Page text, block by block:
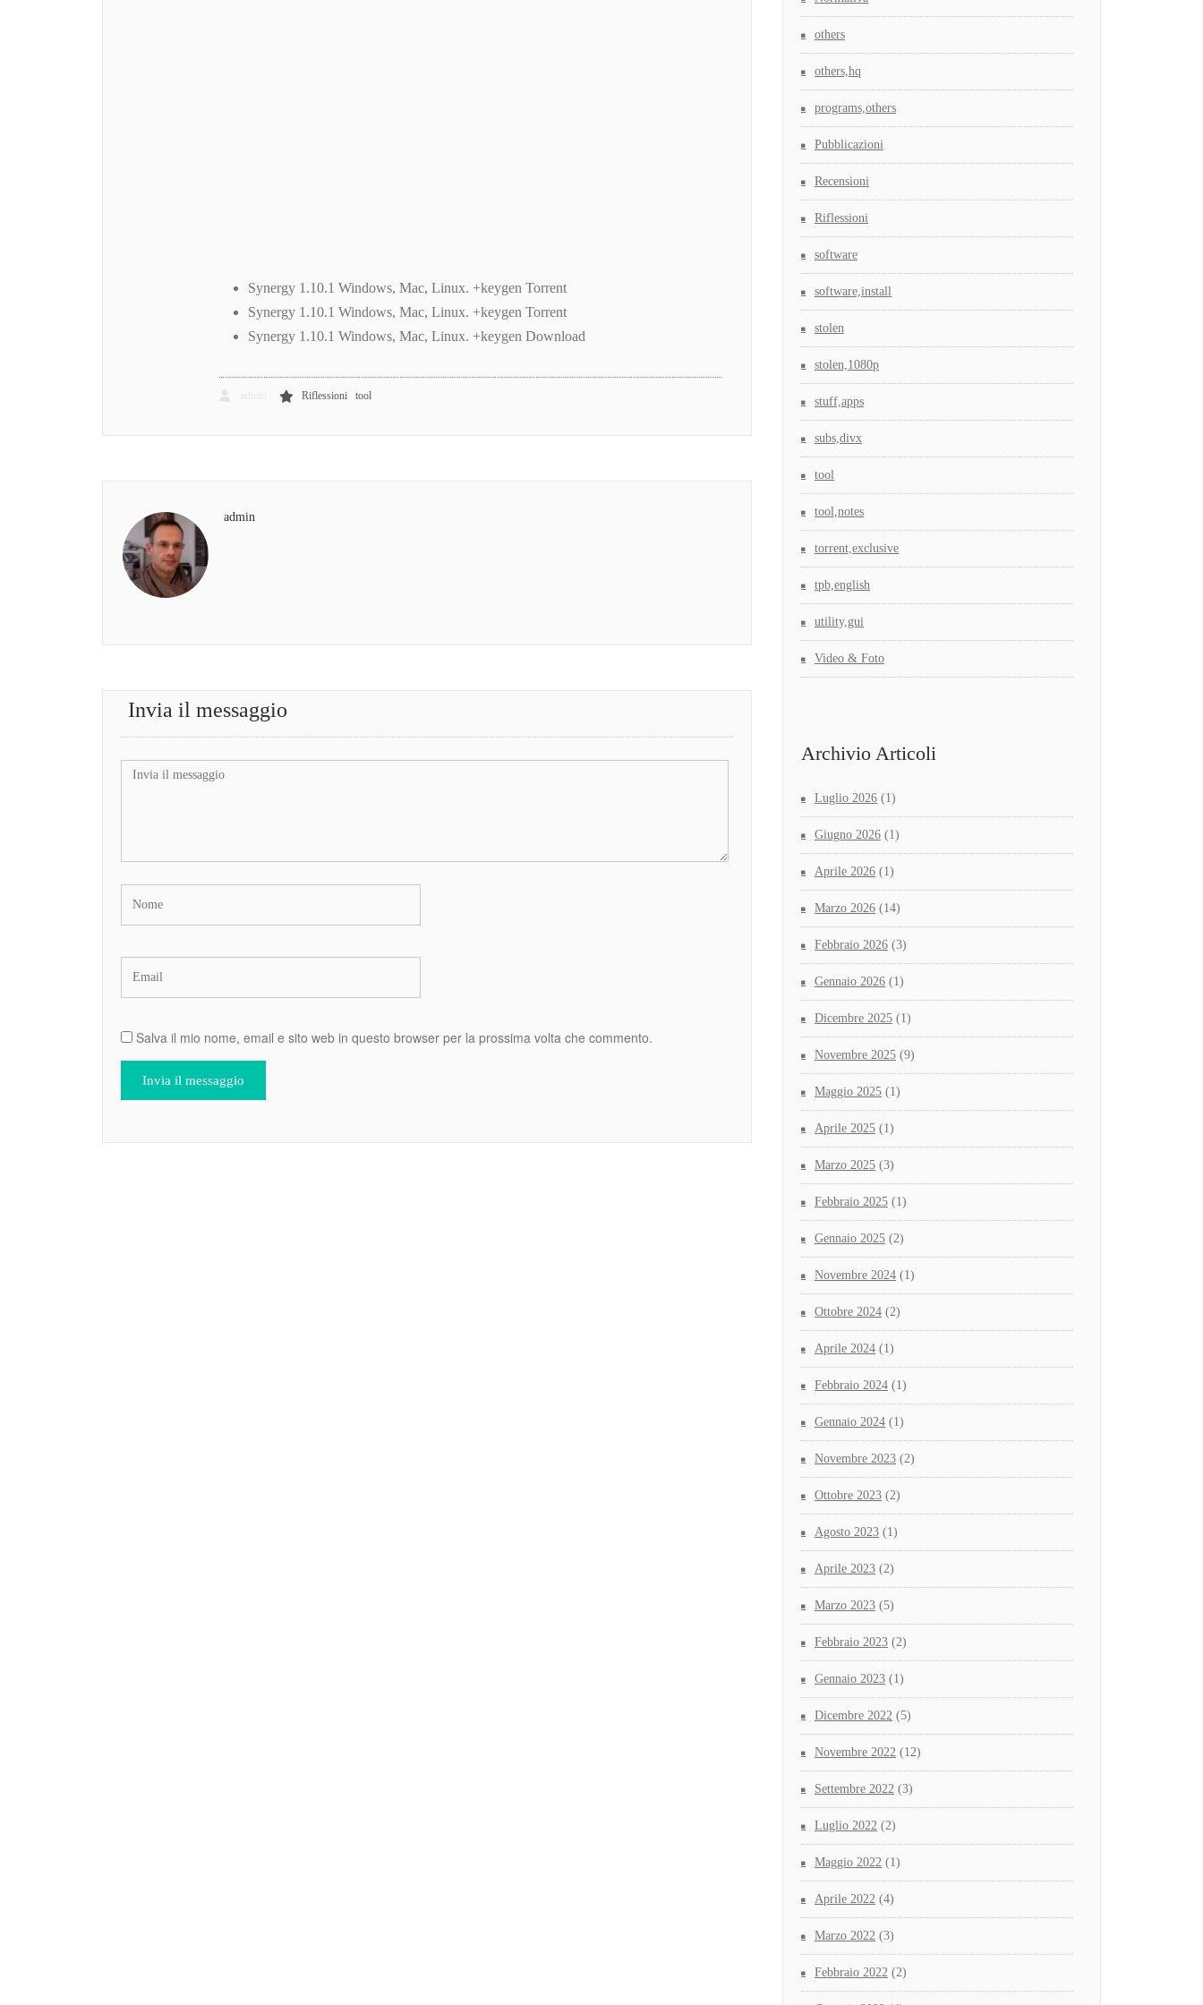
Synergy 1.10.1 Windows, Mac, Linux. +keygen Torrent
Synergy 1.10.1 Windows, Mac, Linux. +keygen Torrent
Synergy 1.10.1 Windows, Mac, Linux. +keygen Download
Riflessioni ,tool
admin
Invia il messaggio
Salva il mio nome, email e sito web in questo browser per la prossima volta che commento.
others
others,hq
programs,others
Pubblicazioni
Recensioni
Riflessioni
software
software,install
stolen
stolen,1080p
stuff,apps
subs,divx
tool
tool,notes
torrent,exclusive
tpb,english
utility,gui
Video & Foto
Archivio Articoli
Luglio 2026 (1)
Giugno 2026 (1)
Aprile 2026 (1)
Marzo 2026 (14)
Febbraio 2026 (3)
Gennaio 2026 (1)
Dicembre 2025 (1)
Novembre 2025 (9)
Maggio 2025 (1)
Aprile 2025 (1)
Marzo 2025 (3)
Febbraio 2025 (1)
Gennaio 2025 (2)
Novembre 2024 (1)
Ottobre 2024 (2)
Aprile 2024 (1)
Febbraio 2024 (1)
Gennaio 2024 (1)
Novembre 2023 (2)
Ottobre 2023 (2)
Agosto 2023 (1)
Aprile 2023 (2)
Marzo 2023 (5)
Febbraio 2023 (2)
Gennaio 2023 (1)
Dicembre 2022 (5)
Novembre 2022 (12)
Settembre 2022 (3)
Luglio 2022 (2)
Maggio 2022 (1)
Aprile 2022 (4)
Marzo 2022 (3)
Febbraio 2022 (2)